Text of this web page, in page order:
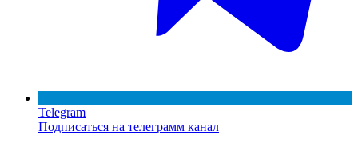
Telegram
Подписаться на телеграмм канал